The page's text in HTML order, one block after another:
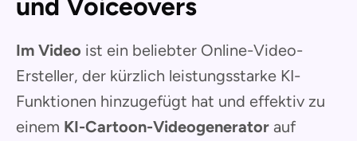
und Voiceovers
Im Video ist ein beliebter Online-Video-
Ersteller, der kürzlich leistungsstarke KI-
Funktionen hinzugefügt hat und effektiv zu
einem KI-Cartoon-Videogenerator auf